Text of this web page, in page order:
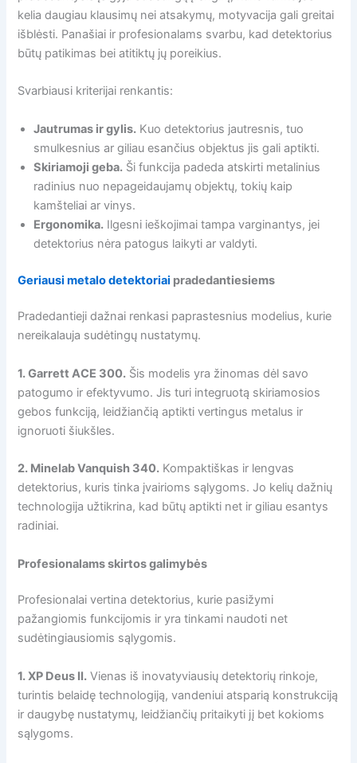
kelia daugiau klausimų nei atsakymų, motyvacija gali greitai
išblėsti. Panašiai ir profesionalams svarbu, kad detektorius
būtų patikimas bei atitiktų jų poreikius.
Svarbiausi kriterijai renkantis:
Jautrumas ir gylis. Kuo detektorius jautresnis, tuo
smulkesnius ar giliau esančius objektus jis gali aptikti.
Skiriamoji geba. Ši funkcija padeda atskirti metalinius
radinius nuo nepageidaujamų objektų, tokių kaip
kamšteliai ar vinys.
Ergonomika. Ilgesni ieškojimai tampa varginantys, jei
detektorius nėra patogus laikyti ar valdyti.
Geriausi metalo detektoriai pradedantiesiems
Pradedantieji dažnai renkasi paprastesnius modelius, kurie
nereikalauja sudėtingų nustatymų.
1. Garrett ACE 300. Šis modelis yra žinomas dėl savo
patogumo ir efektyvumo. Jis turi integruotą skiriamosios
gebos funkciją, leidžiančią aptikti vertingus metalus ir
ignoruoti šiukšles.
2. Minelab Vanquish 340. Kompaktiškas ir lengvas
detektorius, kuris tinka įvairioms sąlygoms. Jo kelių dažnių
technologija užtikrina, kad būtų aptikti net ir giliau esantys
radiniai.
Profesionalams skirtos galimybės
Profesionalai vertina detektorius, kurie pasižymi
pažangiomis funkcijomis ir yra tinkami naudoti net
sudėtingiausiomis sąlygomis.
1. XP Deus II. Vienas iš inovatyviausių detektorių rinkoje,
turintis belaidę technologiją, vandeniui atsparią konstrukciją
ir daugybę nustatymų, leidžiančių pritaikyti jį bet kokioms
sąlygoms.